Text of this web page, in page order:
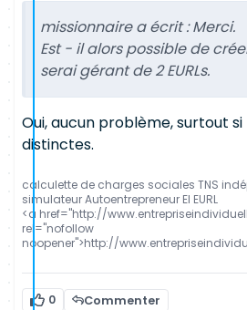
missionnaire a écrit :Merci.
Est - il alors possible de
serai gérant de 2 EURLs.
Oui, aucun problème, surtout
distinctes.
calculette de charges sociales TNS
simulateur Autoentrepreneur EI EURL
<a href="http://
rel="nofollow
noopener">http://
0 Commenter